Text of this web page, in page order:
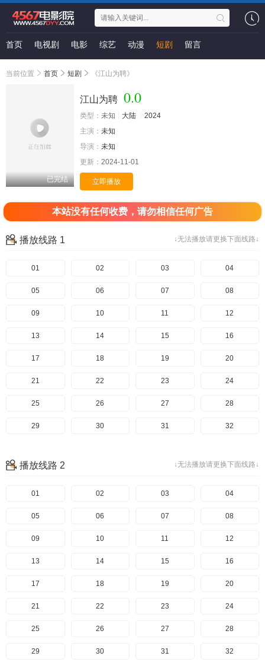
首页 电视剧 电影 综艺 动漫 短剧 留言
当前位置 首页 短剧 《江山为聘》
已完结
江山为聘 0.0
类型： 未知 大陆
2024
主演： 未知
导演： 未知
更新： 2024-11-01
立即播放
本站没有任何收费，请勿相信任何广告
↓无法播放请更换下面线路↓
播放线路 1
01 02 03 04
05 06 07 08
09 10 11 12
13 14 15 16
17 18 19 20
21 22 23 24
25 26 27 28
29 30 31 32
37
41 42 43 44
45 46 47 48
49 50 51 52
53 54 55 56
57 58 59 60
61 62 63 64
65 66 67 68
69 70 71 72
↓无法播放请更换下面线路↓
播放线路 2
01 02 03 04
05 06 07 08
09 10 11 12
13 14 15 16
17 18 19 20
21 22 23 24
25 26 27 28
29 30 31 32